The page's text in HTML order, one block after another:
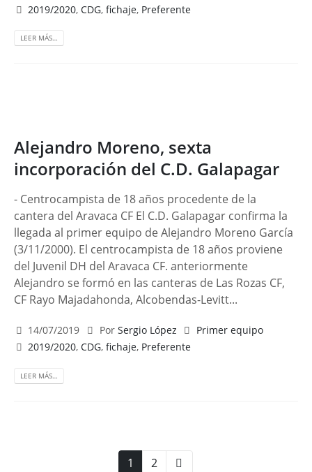
2019/2020,CDG,fichaje, Preferente
LEER MÁS…
Alejandro Moreno, sexta
incorporación del C.D. Galapagar
- Centrocampista de 18 años procedente de la
cantera del Aravaca CF El C.D. Galapagar confirma la
llegada al primer equipo de Alejandro Moreno García
(3/11/2000). El centrocampista de 18 años proviene
del Juvenil DH del Aravaca CF. anteriormente
Alejandro se formó en las canteras de Las Rozas CF,
CF Rayo Majadahonda, Alcobendas-Levitt...
14/07/2019 Por Sergio López
Primer equipo
2019/2020,CDG,fichaje, Preferente
LEER MÁS…
1 2